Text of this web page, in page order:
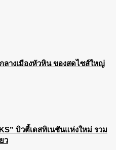
างเมืองหัวหิน ของสดไซส์ใหญ่
บิวตี้เดสทิเนชันแห่งใหม่ รวม
ว